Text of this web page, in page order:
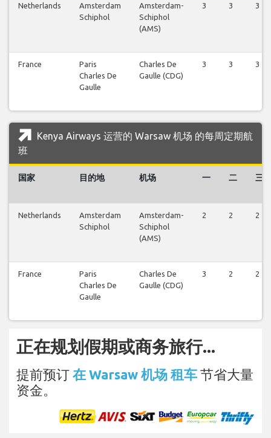
Netherlands
Amsterdam
Schiphol
Amsterdam-
Schiphol
(AMS)
3 3 3
France
Paris
Charles De
Gaulle
Charles De
Gaulle (CDG)
3 3 3
Kenya Airways 运营的 Warsaw 机场 的每周定期航
班
国家 目的地 机场 一 二 三
Netherlands
Amsterdam
Schiphol
Amsterdam-
Schiphol
(AMS)
2 2 2
France
Paris
Charles De
Gaulle
Charles De
Gaulle (CDG)
3 2 2
正在规划假期或商务旅行...
提前预订 在 Warsaw 机场 租车 节省大量
资金。